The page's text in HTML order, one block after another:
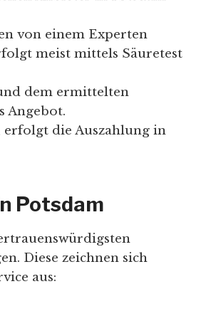
von einem Experten
meist mittels Säuretest
dem ermittelten
Angebot.
erfolgt die Auszahlung in
Potsdam
Diese zeichnen sich
aus: